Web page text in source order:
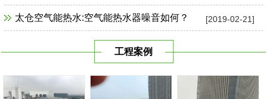
[2019-02-21]
太仓空气能热水:空气能热水器噪音如何？
工程案例